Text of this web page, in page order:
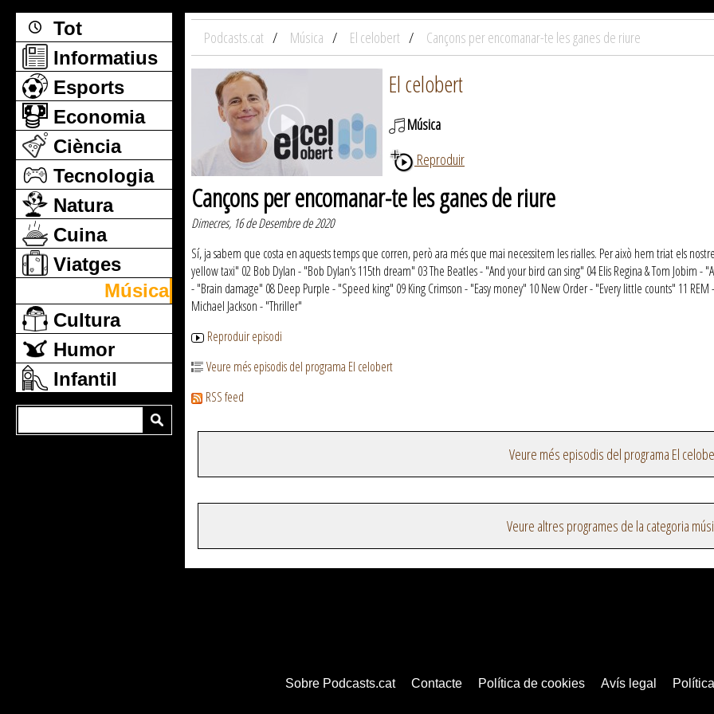
Tot
Informatius
Esports
Economia
Ciència
Tecnologia
Natura
Cuina
Viatges
Música
Cultura
Humor
Infantil
Podcasts.cat Música El celobert Cançons per encomanar-te les ganes de riure
El celobert
Música
Reproduir
Cançons per encomanar-te les ganes de riure
Dimecres, 16 de Desembre de 2020
Sí, ja sabem que costa en aquests temps que corren, però ara més que mai necessitem les rialles. Per això hem triat els
yellow taxi" 02 Bob Dylan - "Bob Dylan's 115th dream" 03 The Beatles - "And your bird can sing" 04 Elis Regina & Tom Jobim
- "Brain damage" 08 Deep Purple - "Speed king" 09 King Crimson - "Easy money" 10 New Order - "Every little counts" 11
Michael Jackson - "Thriller"
Reproduir episodi
Veure més episodis del programa El celobert
RSS feed
Veure més episodis del programa El
Veure altres programes de la categoria
Sobre Podcasts.cat Contacte Política de cookies Avís legal